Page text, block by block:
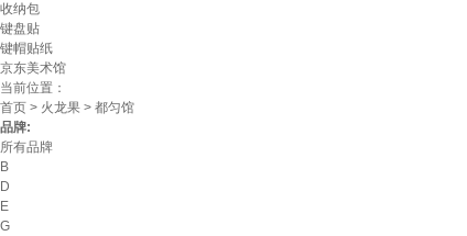
收纳包
键盘贴
键帽贴纸
京东美术馆
当前位置：
首页 > 火龙果 > 都匀馆
品牌:
所有品牌
B
D
E
G